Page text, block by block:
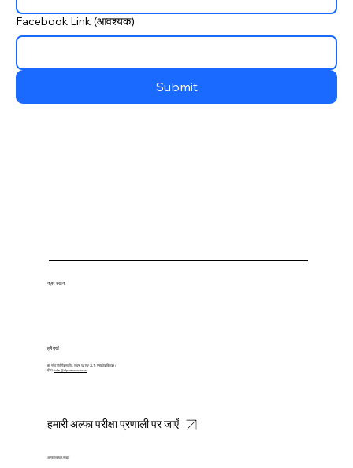
Facebook Link (आवश्यक)
Submit
नज़र रखना
अल्फाएक्साम.साइट
हमारी अल्फा परीक्षा प्रणाली पर जाएँ
85 ग्रेट पोर्टलैंड स्ट्रीट, लंदन, W1W 7LT, यूनाइटेड किंगडम।
ईमेल: info@alphasuccess.net
हमें देखें